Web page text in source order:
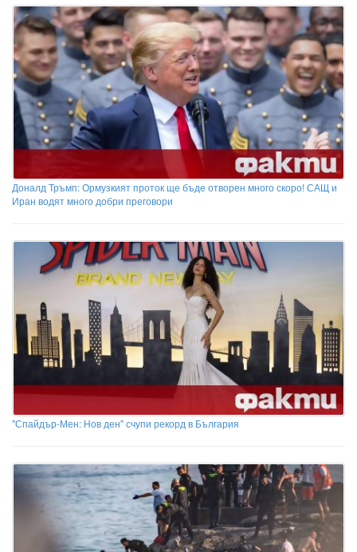
Доналд Тръмп: Ормузкият проток ще бъде отворен много скоро! САЩ и
Иран водят много добри преговори
"Спайдър-Мен: Нов ден" счупи рекорд в България